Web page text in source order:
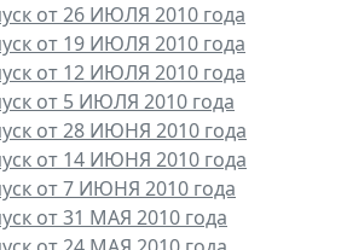
от 26 ИЮЛЯ 2010 года
от 19 ИЮЛЯ 2010 года
от 12 ИЮЛЯ 2010 года
от 5 ИЮЛЯ 2010 года
от 28 ИЮНЯ 2010 года
от 14 ИЮНЯ 2010 года
от 7 ИЮНЯ 2010 года
от 31 МАЯ 2010 года